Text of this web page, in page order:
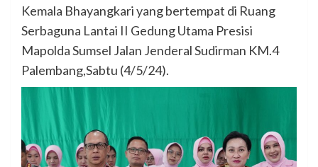
Kemala Bhayangkari yang bertempat di Ruang
Serbaguna Lantai II Gedung Utama Presisi
Mapolda Sumsel Jalan Jenderal Sudirman KM.4
Palembang,Sabtu (4/5/24).